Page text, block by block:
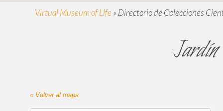
Virtual Museum of Life » Directorio de Colecciones
« Volver al mapa